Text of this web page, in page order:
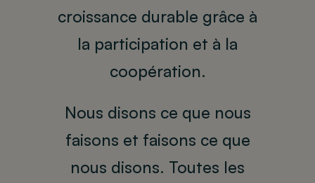
croissance durable grâce à
la participation et à la
coopération.
Nous disons ce que nous
faisons et faisons ce que
nous disons. Toutes les